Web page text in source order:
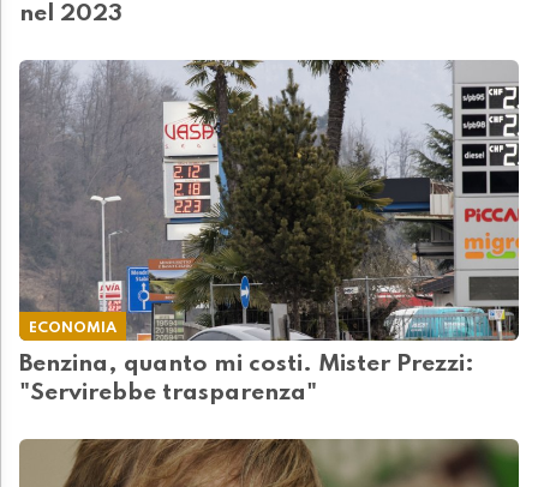
nel 2023
ECONOMIA
Benzina, quanto mi costi. Mister Prezzi:
"Servirebbe trasparenza"